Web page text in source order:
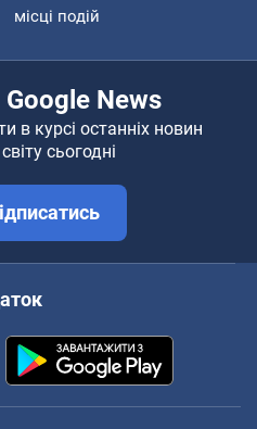
місці подій
Google News
в курсі останніх новин
сьогодні